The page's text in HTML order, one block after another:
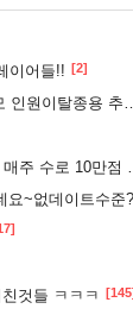
이어들!! [2]
이탈종용 추정사건
만점 치고있으면 ㅋㅋ
요~없데이트수준?
것들 ㅋㅋㅋ